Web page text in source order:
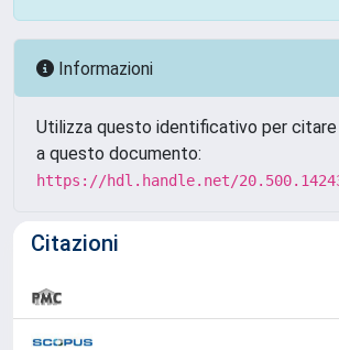
Informazioni
Utilizza questo identificativo per citare
a questo documento:
https://hdl.handle.net/
Citazioni